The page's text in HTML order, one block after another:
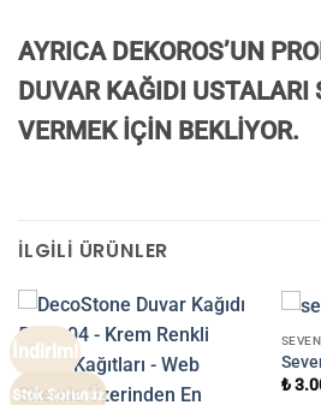
AYRICA DEKOROS’UN
DUVAR KAĞIDI
VERMEK İÇİN BEKLİYOR.
İLGILI ÜRÜNLER
İndirim!
Stok Sorunuz
SEVEN
₺